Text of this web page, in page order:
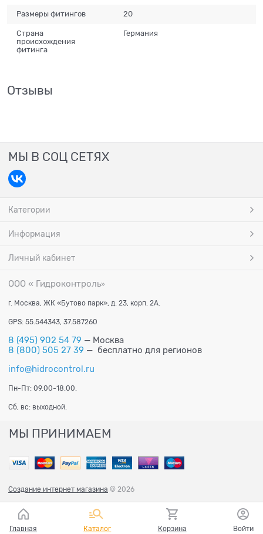
Размеры фитингов 20
Страна
происхождения
фитинга
Германия
Отзывы
МЫ В СОЦ СЕТЯХ
Категории
Информация
Личный кабинет
ООО « Гидроконтроль»
г. Москва, ЖК «Бутово парк», д. 23, корп. 2А.
GPS: 55.544343, 37.587260
8 (495) 902 54 79 — Москва
8 (800) 505 27 39 — бесплатно для регионов
info@hidrocontrol.ru
Пн-Пт: 09.00-18.00.
Сб, вс: выходной.
МЫ ПРИНИМАЕМ
Создание интернет магазина © 2026
Главная Каталог Корзина Войти